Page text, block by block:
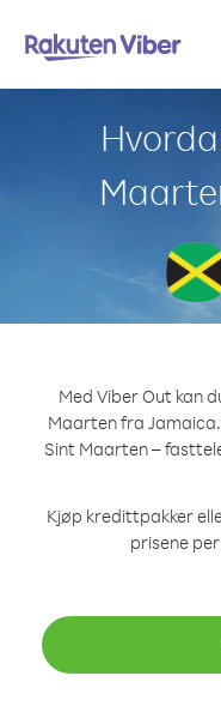
Med Viber Out kan
Maarten fra Jamaica.
Sint Maarten –
Kjøp kredittpakker
prisene